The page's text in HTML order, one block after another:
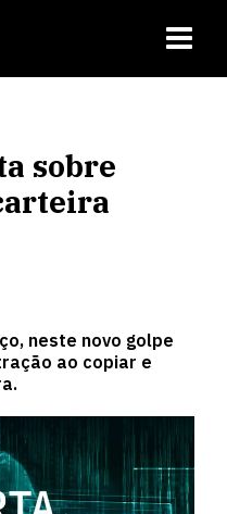
sobre
neste novo golpe
ao copiar e